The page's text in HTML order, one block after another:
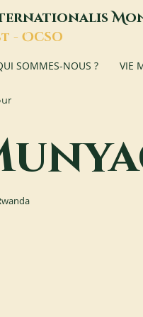
M
- OCSO
SOMMES-NOUS ? VIE